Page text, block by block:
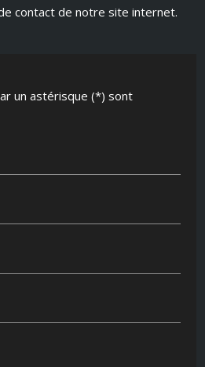
contact de notre site internet.
un astérisque (*) sont